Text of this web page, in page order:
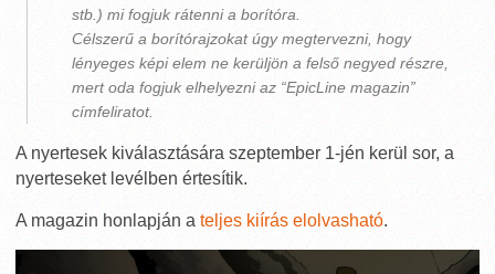
stb.) mi fogjuk rátenni a borítóra.
Célszerű a borítórajzokat úgy megtervezni, hogy
lényeges képi elem ne kerüljön a felső negyed részre,
mert oda fogjuk elhelyezni az “EpicLine magazin”
címfeliratot.
A nyertesek kiválasztására szeptember 1-jén kerül sor, a
nyerteseket levélben értesítik.
A magazin honlapján a teljes kiírás elolvasható.